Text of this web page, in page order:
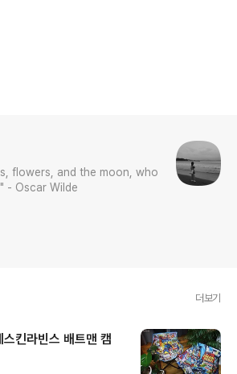
flowers, and the moon, who
- Oscar Wilde
더보기
킨라빈스 배트맨 캠